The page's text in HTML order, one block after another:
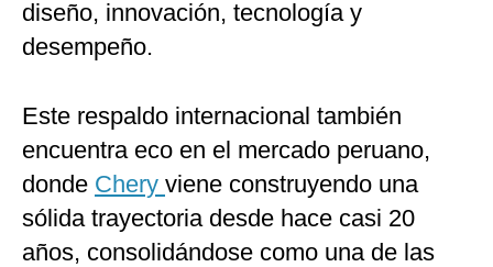
diseño, innovación, tecnología y
desempeño.
Este respaldo internacional también
encuentra eco en el mercado peruano,
donde Chery viene construyendo una
sólida trayectoria desde hace casi 20
años, consolidándose como una de las